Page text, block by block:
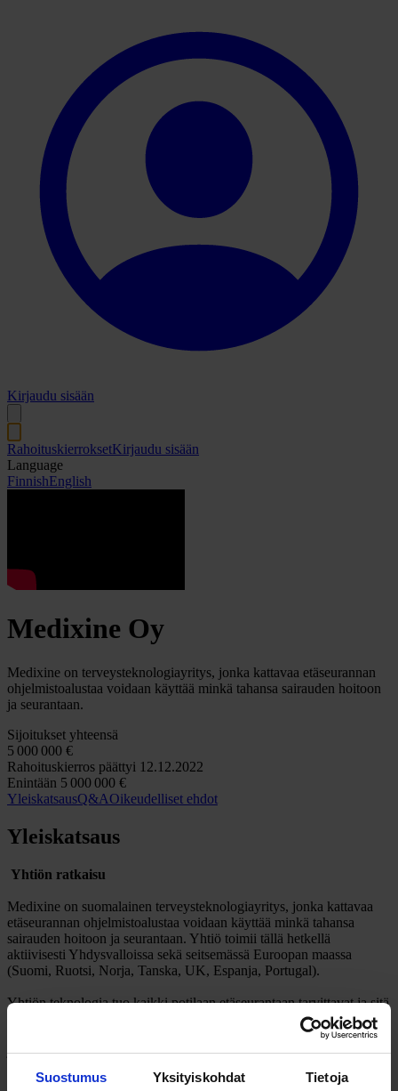
Suostumus Yksityiskohdat Tietoja
Kirjaudu sisään
RahoituskierroksetKirjaudu sisään
Language
FinnishEnglish
Medixine Oy
Medixine on terveysteknologiayritys, jonka kattavaa etäseurannan
ohjelmistoalustaa voidaan käyttää minkä tahansa sairauden hoitoon
ja seurantaan.
Sijoitukset yhteensä
5 000000 €
Rahoituskierros päättyi 12.12.2022
Enintään 5 000000 €
YleiskatsausQ&AOikeudelliset ehdot
Yleiskatsaus
Yhtiön ratkaisu
Medixine on suomalainen terveysteknologiayritys, jonka kattavaa
etäseurannan ohjelmistoalustaa voidaan käyttää minkä tahansa
sairauden hoitoon ja seurantaan. Yhtiö toimii tällä hetkellä
aktiivisesti Yhdysvalloissa sekä seitsemässä Euroopan maassa
(Suomi, Ruotsi, Norja, Tanska, UK, Espanja, Portugal).
Yhtiön teknologia tuo kaikki potilaan etäseurantaan tarvittavat ja sitä
tukevat työkalut helposti ammattilaisen ja potilaan ulottuville.
Järjestelmä nostaa esiin ammattilaisten huomiota vaativat potilaat,
joten hoitoa voidaan optimoida entistä paremmin ja puuttua